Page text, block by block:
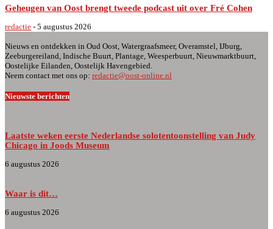
Geheugen van Oost brengt tweede podcast uit over Fré Cohen
redactie - 5 augustus 2026
Nieuws en ontdekken in Oud Oost, Watergraafsmeer, Overamstel, IJburg,
Zeeburgereiland, Indische Buurt, Plantage, Weesperbuurt, Nieuwmarktbuurt,
Oostelijke Eilanden, Oostelijk Havengebied.
Neem contact met ons op: redactie@oost-online.nl
Nieuwste berichten
Laatste weken eerste Nederlandse solotentoonstelling van Judy
Chicago in Joods Museum
6 augustus 2026
Waar is dit…
6 augustus 2026